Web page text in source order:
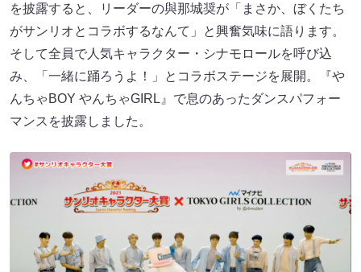
を披露すると、リーダーの與那城奨が「まさか、ぼくたち
がサンリオとコラボするなんて」と興奮気味に語ります。
そして全員で人気キャラクター・シナモロールを呼び込
み、「一緒に踊ろうよ！」とコラボステージを展開。『や
んちゃBOY やんちゃGIRL』で息のあったダンスパフォー
マンスを披露しました。